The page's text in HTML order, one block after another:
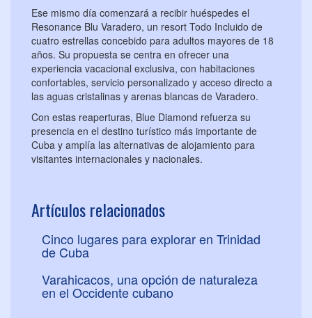
Ese mismo día comenzará a recibir huéspedes el
Resonance Blu Varadero, un resort Todo Incluido de
cuatro estrellas concebido para adultos mayores de 18
años. Su propuesta se centra en ofrecer una
experiencia vacacional exclusiva, con habitaciones
confortables, servicio personalizado y acceso directo a
las aguas cristalinas y arenas blancas de Varadero.
Con estas reaperturas, Blue Diamond refuerza su
presencia en el destino turístico más importante de
Cuba y amplía las alternativas de alojamiento para
visitantes internacionales y nacionales.
Artículos relacionados
Cinco lugares para explorar en Trinidad
de Cuba
Varahicacos, una opción de naturaleza
en el Occidente cubano